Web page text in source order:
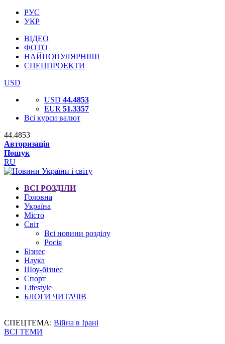
РУС
УКР
ВІДЕО
ФОТО
НАЙПОПУЛЯРНІШІ
СПЕЦПРОЕКТИ
USD
USD 44.4853
EUR 51.3357
Всі курси валют
44.4853
Авторизація
Пошук
RU
ВСІ РОЗДІЛИ
Головна
Україна
Місто
Світ
Всі новини розділу
Росія
Бізнес
Наука
Шоу-бізнес
Спорт
Lifestyle
БЛОГИ ЧИТАЧІВ
СПЕЦТЕМА: Війна в Ірані
ВСІ ТЕМИ